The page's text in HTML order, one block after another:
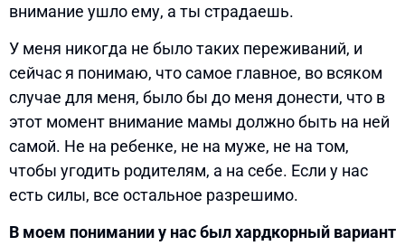
внимание ушло ему, а ты страдаешь.
У меня никогда не было таких переживаний, и
сейчас я понимаю, что самое главное, во всяком
случае для меня, было бы до меня донести, что в
этот момент внимание мамы должно быть на ней
самой. Не на ребенке, не на муже, не на том,
чтобы угодить родителям, а на себе. Если у нас
есть силы, все остальное разрешимо.
В моем понимании у нас был хардкорный вариант